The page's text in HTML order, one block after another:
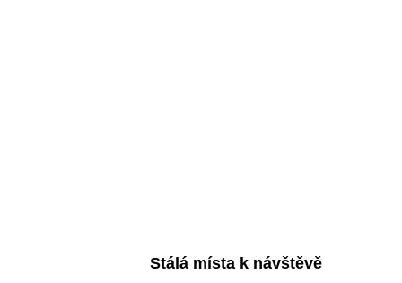
Stálá místa k návštěvě